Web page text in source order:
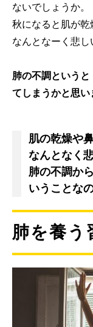
ないでしょうか。
秋になると肌が乾
なんとなーく悲
肺の不調という
てしまうかと思い
肌の乾燥や
なんとなく
肺の不調か
いうことなの
肺を養う